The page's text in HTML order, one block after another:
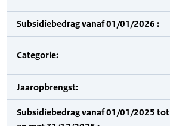
Subsidiebedrag vanaf 01/01/2026 :
Categorie:
Jaaropbrengst:
Subsidiebedrag vanaf 01/01/2025 tot